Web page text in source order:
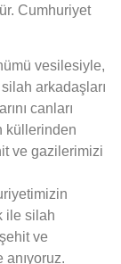
Cumhuriyet
vesilesiyle,
arkadaşları
canları
küllerinden
ve gazilerimizi
ile silah
ve
anıyoruz.